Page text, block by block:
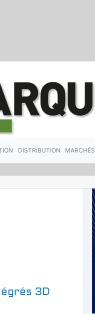
DISTRIBUTION MARCHÉS
3D